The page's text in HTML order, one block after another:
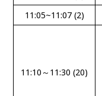
11:05~11:07 (2)
11:10～11:30 (20)